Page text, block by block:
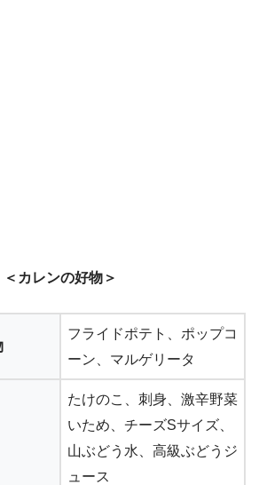
＜カレンの好物＞
フライドポテト、ポップコ
ーン、マルゲリータ
たけのこ、刺身、激辛野菜
いため、チーズSサイズ、
山ぶどう水、高級ぶどうジ
ュース